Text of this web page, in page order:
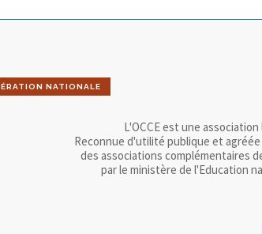
NATIONALE
L'OCCE est une association
Reconnue d'utilité publique et
des associations complémentaires
par le ministère de l'Education